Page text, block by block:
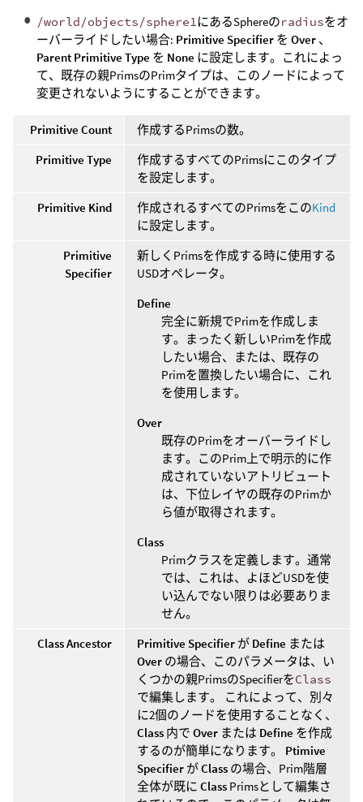
/world/objects/sphere1 にあるSphereのradiusをオ
ーバーライドしたい場合: Primitive Specifier を Over 、
Parent Primitive Type を None に設定します。これによっ
て、既存の親PrimsのPrimタイプは、このノードによって
変更されないようにすることができます。
Primitive Count
作成するPrimsの数。
Primitive Type
作成するすべてのPrimsにこのタイプ
を設定します。
Primitive Kind
作成されるすべてのPrimsをこのKind
に設定します。
Primitive
Specifier
新しくPrimsを作成する時に使用する
USDオペレータ。
Define
完全に新規でPrimを作成しま
す。まったく新しいPrimを作成
したい場合、または、既存の
Primを置換したい場合に、これ
を使用します。
Over
既存のPrimをオーバーライドし
ます。このPrim上で明示的に作
成されていないアトリビュート
は、下位レイヤの既存のPrimか
ら値が取得されます。
Class
Primクラスを定義します。通常
では、これは、よほどUSDを使
い込んでない限りは必要ありま
せん。
Class Ancestor
Primitive Specifier が Define または
Over の場合、このパラメータは、い
くつかの親PrimsのSpecifierをClass
で編集します。 これによって、別々
に2個のノードを使用することなく、
Class 内で Over または Define を作成
するのが簡単になります。 Ptimive
Specifier がClass の場合、Prim階層
全体が既に Class Primsとして編集さ